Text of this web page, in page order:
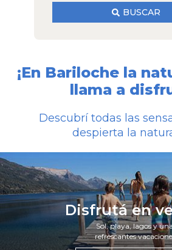
BUSCAR
¡En Bariloche la
llama a
Descubrí todas las
despierta la
disfrutá en
Sol, playa, lagos y
refrescantes